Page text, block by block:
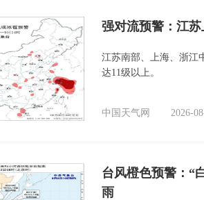
强对流预警：江
江苏南部、上海、浙江
达11级以上。
中国天气网 2026-
台风橙色预警：“
雨